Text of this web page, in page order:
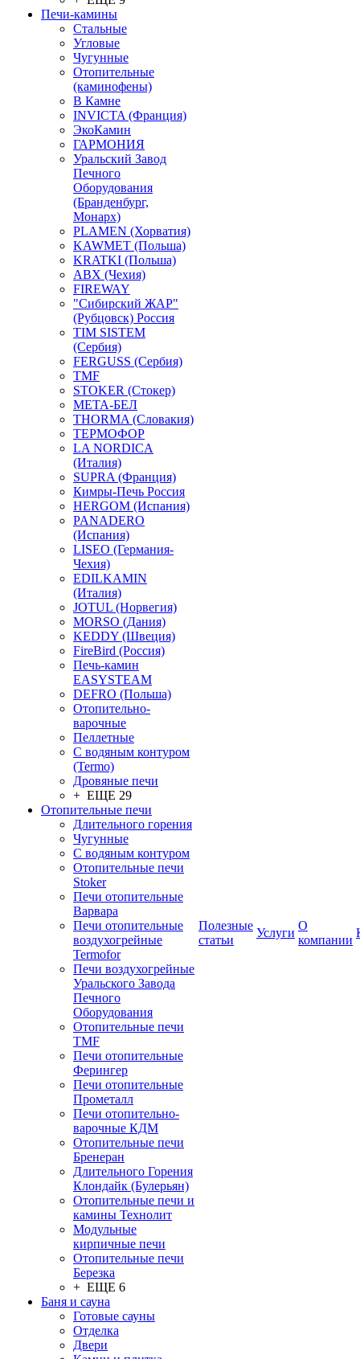
Печи-камины
Стальные
Угловые
Чугунные
Отопительные
(каминофены)
В Камне
INVICTA (Франция)
ЭкоКамин
ГАРМОНИЯ
Уральский Завод
Печного
Оборудования
(Бранденбург,
Монарх)
PLAMEN (Хорватия)
KAWMET (Польша)
KRATKI (Польша)
ABX (Чехия)
FIREWAY
"Сибирский ЖАР"
(Рубцовск) Россия
TIM SISTEM
(Сербия)
FERGUSS (Сербия)
TMF
STOKER (Стокер)
МЕТА-БЕЛ
THORMA (Словакия)
ТЕРМОФОР
LA NORDICA
(Италия)
SUPRA (Франция)
Кимры-Печь Россия
HERGOM (Испания)
PANADERO
(Испания)
LISEO (Германия-
Чехия)
EDILKAMIN
(Италия)
JOTUL (Норвегия)
MORSO (Дания)
KEDDY (Швеция)
FireBird (Россия)
Печь-камин
EASYSTEAM
DEFRO (Польша)
Отопительно-
варочные
Пеллетные
С водяным контуром
(Termo)
Дровяные печи
+ ЕЩЕ 29
Отопительные печи
Длительного горения
Чугунные
C водяным контуром
Отопительные печи
Stoker
Печи отопительные
Варвара
Печи отопительные
воздухогрейные
Termofor
Печи воздухогрейные
Уральского Завода
Печного
Оборудования
Отопительные печи
TMF
Печи отопительные
Ферингер
Печи отопительные
Прометалл
Печи отопительно-
варочные КДМ
Отопительные печи
Бренеран
Длительного Горения
Клондайк (Булерьян)
Отопительные печи и
камины Технолит
Модульные
кирпичные печи
Отопительные печи
Березка
+ ЕЩЕ 6
Баня и сауна
Готовые сауны
Отделка
Двери
Полезные
статьи
Услуги
О
компании